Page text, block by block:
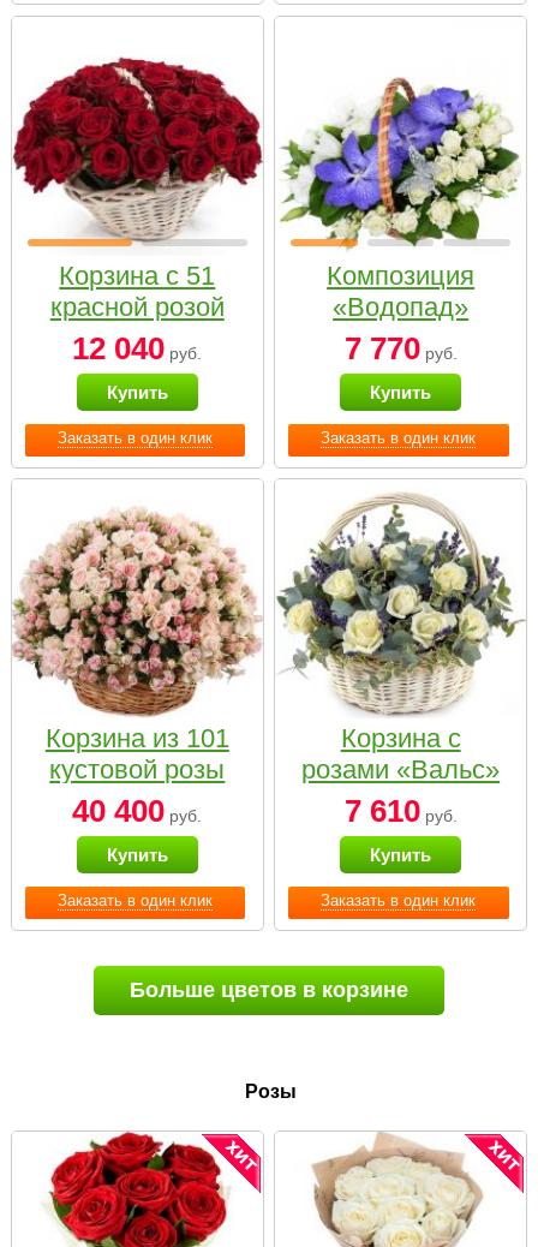
Заказать в один клик
Корзина с 51
красной розой
12 040 руб.
Купить
Заказать в один клик
Композиция
«Водопад»
7 770руб.
Купить
Заказать в один клик
Корзина из 101
кустовой розы
нежных тонов
40 400 руб.
Купить
Заказать в один клик
Корзина с
розами «Вальс»
7 610руб.
Купить
Больше цветов в корзине
Розы